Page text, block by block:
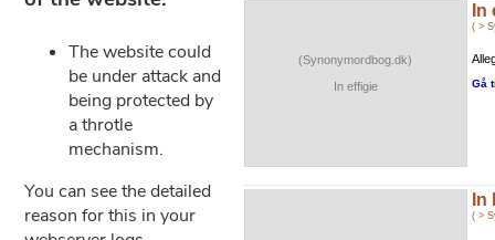
(Synonymordbog.dk)
In effigie
In
( >
Gå
( >